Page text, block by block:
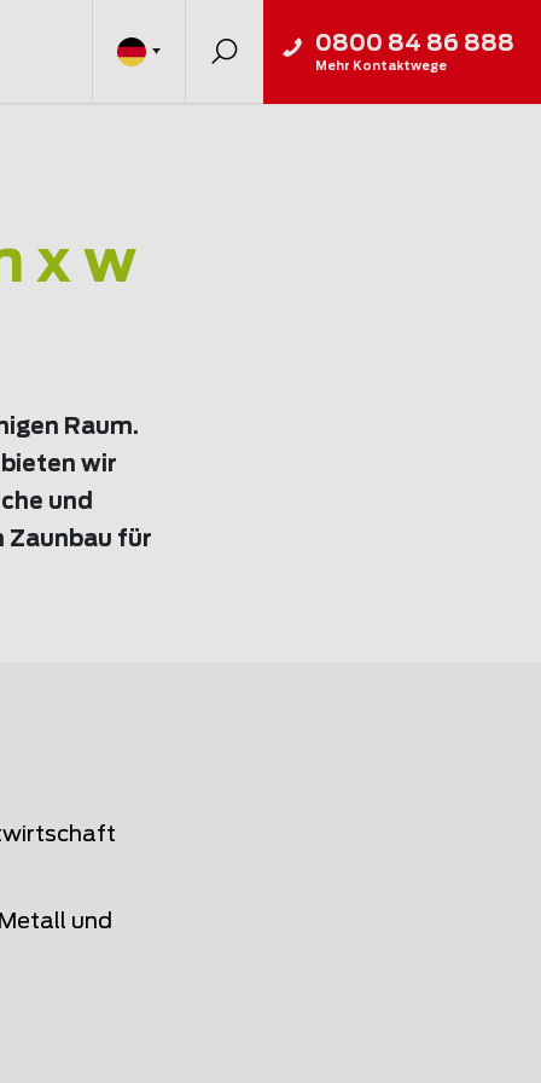
0800 84 86 888
Mehr Kontaktwege
x w
Raum.
wir
und
Zaunbau für
und